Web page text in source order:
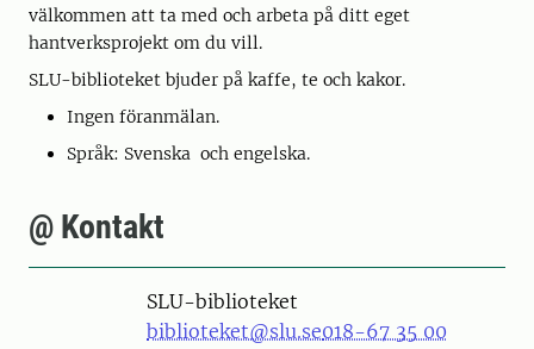
välkommen att ta med och arbeta på ditt eget
hantverksprojekt om du vill.
SLU-biblioteket bjuder på kaffe, te och kakor.
Ingen föranmälan.
Språk: Svenska och engelska.
@ Kontakt
SLU-biblioteket
biblioteket@slu.se018-67 35 00